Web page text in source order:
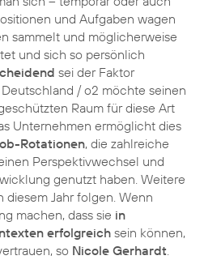
und Aufgaben wagen
sammelt und möglicherweise
und sich so persönlich
sei der Faktor
Deutschland / o2 möchte seinen
Raum für diese Art
Unternehmen ermöglicht dies
Rotationen, die zahlreiche
Perspektivwechsel und
genutzt haben. Weitere
diesem Jahr folgen. Wenn
machen, dass sie in
erfolgreich sein können,
so Nicole Gerhardt.